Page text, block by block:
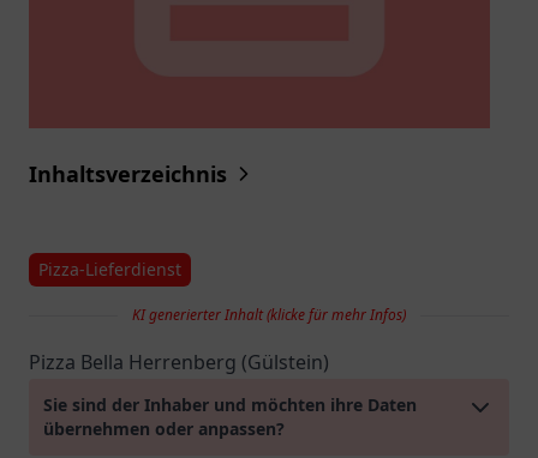
Inhaltsverzeichnis
Pizza-Lieferdienst
KI generierter Inhalt (klicke für mehr Infos)
Pizza Bella Herrenberg (Gülstein)
Sie sind der Inhaber und möchten ihre Daten
übernehmen oder anpassen?